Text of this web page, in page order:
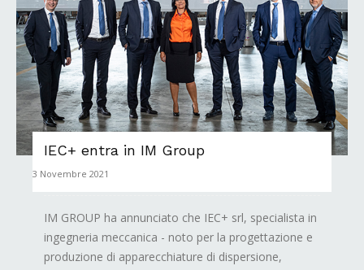
IEC+ entra in IM Group
3 Novembre 2021
IM GROUP ha annunciato che IEC+ srl, specialista in
ingegneria meccanica - noto per la progettazione e
produzione di apparecchiature di dispersione,